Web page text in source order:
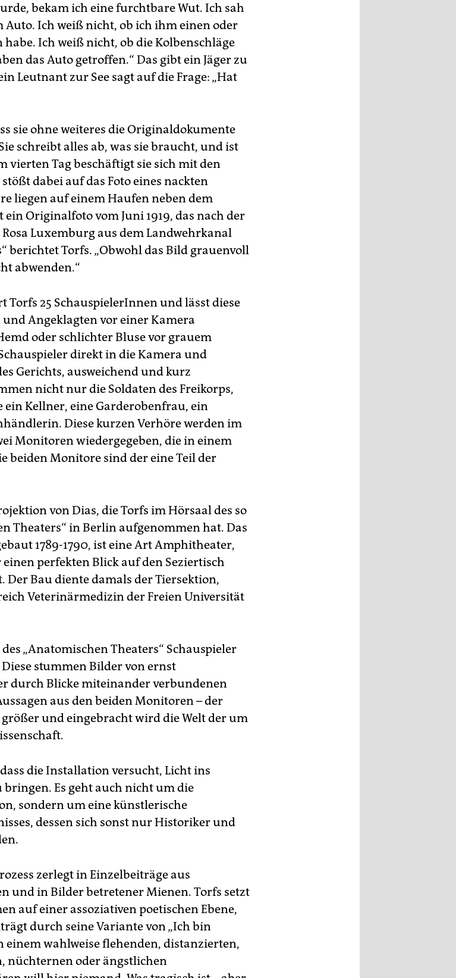
bekam ich eine furchtbare Wut. Ich sah
Auto. Ich weiß nicht, ob ich ihm einen oder
habe. Ich weiß nicht, ob die Kolbenschläge
das Auto getroffen.“ Das gibt ein Jäger zu
Leutnant zur See sagt auf die Frage: „Hat
sie ohne weiteres die Originaldokumente
schreibt alles ab, was sie braucht, und ist
vierten Tag beschäftigt sie sich mit den
dabei auf das Foto eines nackten
liegen auf einem Haufen neben dem
ein Originalfoto vom Juni 1919, das nach der
Luxemburg aus dem Landwehrkanal
berichtet Torfs. „Obwohl das Bild grauenvoll
abwenden.“
Torfs 25 SchauspielerInnen und lässt diese
und Angeklagten vor einer Kamera
oder schlichter Bluse vor grauem
direkt in die Kamera und
Gerichts, ausweichend und kurz
nicht nur die Soldaten des Freikorps,
ein Kellner, eine Garderobenfrau, ein
Diese kurzen Verhöre werden im
Monitoren wiedergegeben, die in einem
beiden Monitore sind der eine Teil der
von Dias, die Torfs im Hörsaal des so
Theaters“ in Berlin aufgenommen hat. Das
1789-1790, ist eine Art Amphitheater,
perfekten Blick auf den Seziertisch
Bau diente damals der Tiersektion,
Veterinärmedizin der Freien Universität
„Anatomischen Theaters“ Schauspieler
stummen Bilder von ernst
durch Blicke miteinander verbundenen
aus den beiden Monitoren – der
und eingebracht wird die Welt der um
die Installation versucht, Licht ins
Es geht auch nicht um die
sondern um eine künstlerische
dessen sich sonst nur Historiker und
zerlegt in Einzelbeiträge aus
und in Bilder betretener Mienen. Torfs setzt
auf einer assoziativen poetischen Ebene,
durch seine Variante von „Ich bin
einem wahlweise flehenden, distanzierten,
nüchternen oder ängstlichen